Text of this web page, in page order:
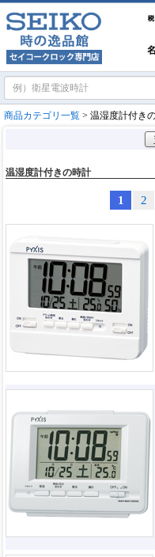
商品カテゴリ一覧 > 温湿度計付き
温湿度計付きの時計
1 2